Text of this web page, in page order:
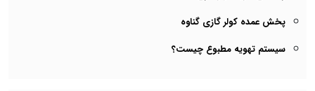
پخش عمده کولر گازی گناوه
سیستم تهویه مطبوع چیست؟